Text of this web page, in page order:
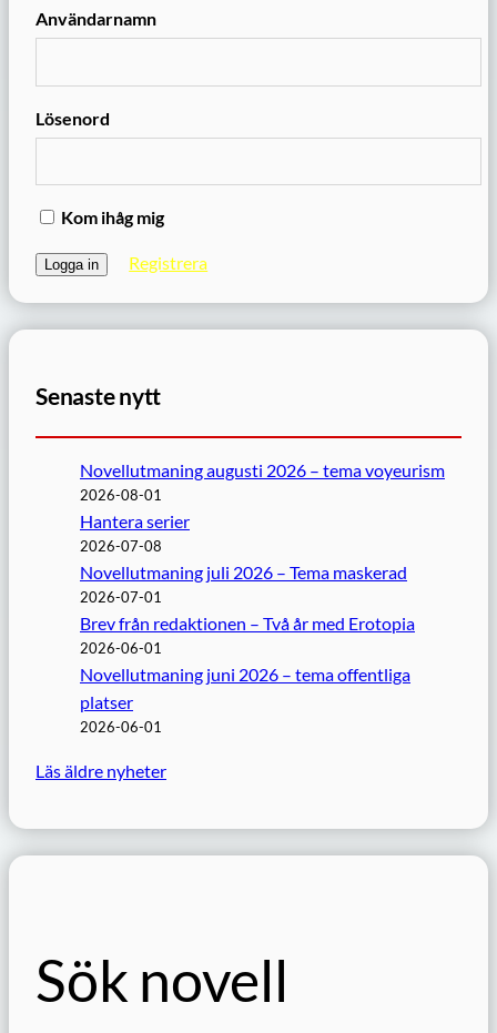
Användarnamn
Lösenord
Kom ihåg mig
Registrera
Senaste nytt
Novellutmaning augusti 2026 – tema voyeurism
2026-08-01
Hantera serier
2026-07-08
Novellutmaning juli 2026 – Tema maskerad
2026-07-01
Brev från redaktionen – Två år med Erotopia
2026-06-01
Novellutmaning juni 2026 – tema offentliga
platser
2026-06-01
Läs äldre nyheter
Sök novell